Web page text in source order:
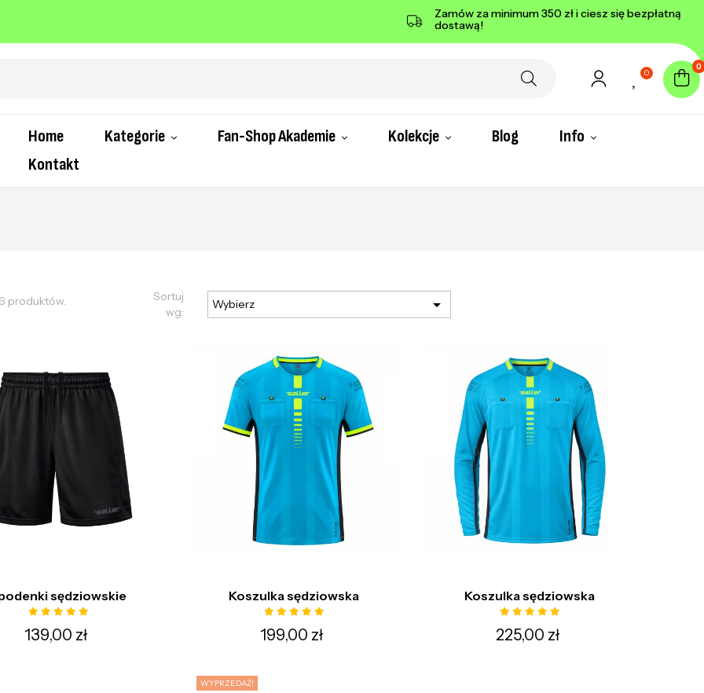
Zamów za minimum 350 zł i ciesz się bezpłatną
dostawą!
0
0
Home Kategorie Fan-Shop Akademie Kolekcje Blog
Info
Kontakt
produktów.
Sortuj
wg:
Wybierz 
sędziowskie
139,00 zł
Koszulka sędziowska
199,00 zł
Koszulka sędziowska
225,00 zł
WYPRZEDAŻ!